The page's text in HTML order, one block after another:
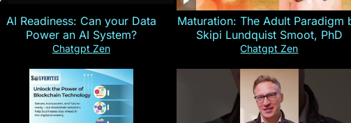
AI Readiness: Can your Data
Power an AI System?
Chatgpt Zen
Maturation: The Adult Paradigm
Skipi Lundquist Smoot, PhD
Chatgpt Zen